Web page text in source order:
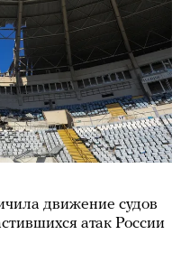
движение судов
атак России